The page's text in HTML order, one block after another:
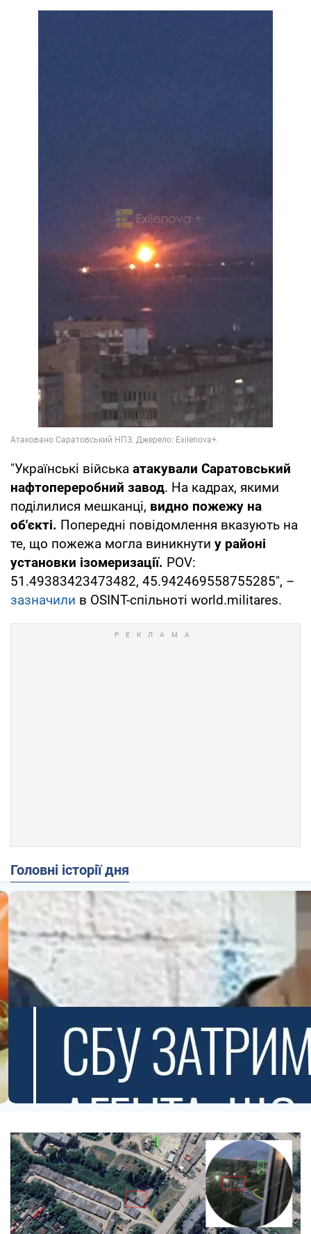
"Українські війська атакували Саратовський
нафтопереробний завод. На кадрах, якими
поділилися мешканці, видно пожежу на
об'єкті. Попередні повідомлення вказують на
те, що пожежа могла виникнути у районі
установки ізомеризації. POV:
51.49383423473482, 45.942469558755285", –
зазначили в OSINT-спільноті world.militares.
Головні історії дня